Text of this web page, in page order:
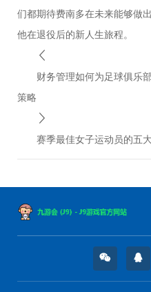
们都期待费南多在未来能够做
他在退役后的新人生旅程。
财务管理如何为足球俱乐
策略
赛季最佳女子运动员的五